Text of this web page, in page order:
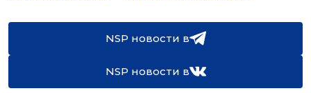
NSP новости в
NSP новости в